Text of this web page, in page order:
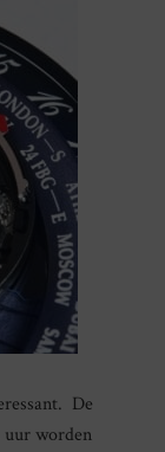
De
uur worden